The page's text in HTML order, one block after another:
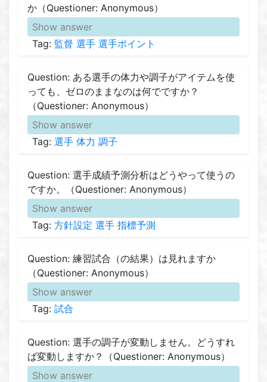
か（Questioner: Anonymous）
Show answer
Tag: 監督 選手 選手ポイント
Question: ある選手の体力や調子がアイテムを使
っても、ゼロのままなのは何でですか？
（Questioner: Anonymous）
Show answer
Tag: 選手 体力 調子
Question: 選手成績予測分析はどうやって使うの
ですか。（Questioner: Anonymous）
Show answer
Tag: 方針設定 選手 指標予測
Question: 練習試合（の結果）は見れますか
（Questioner: Anonymous）
Show answer
Tag: 試合
Question: 選手の調子が変動しません。どうすれ
ば変動しますか？（Questioner: Anonymous）
Show answer